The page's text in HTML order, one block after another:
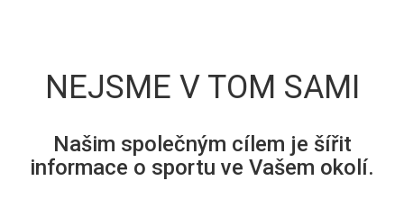
NEJSME V TOM SAMI
Našim společným cílem je šířit
informace o sportu ve Vašem okolí.